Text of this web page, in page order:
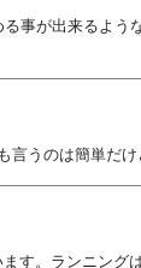
が出来るよ
うのは簡単だけ
。ランニン